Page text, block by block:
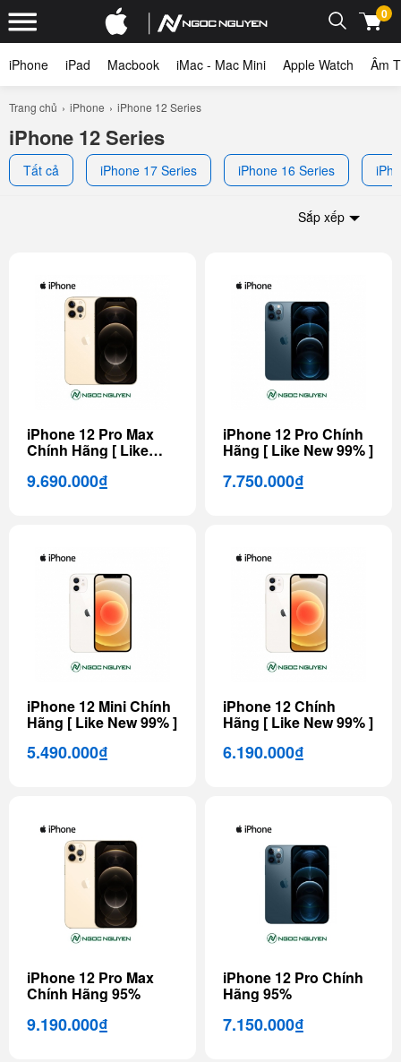
0
iPhone iPad Macbook iMac - Mac Mini Apple Watch Âm
Trang chủ iPhone iPhone 12 Series
iPhone 12 Series
Tất cả iPhone 17 Series iPhone 16 Series
Sắp xếp
iPhone 12 Pro Max
Chính Hãng [ Like
9.690.000₫
iPhone 12 Pro Chính
Hãng [ Like New 99% ]
7.750.000₫
iPhone 12 Mini Chính
Hãng [ Like New 99% ]
5.490.000₫
iPhone 12 Chính
Hãng [ Like New 99% ]
6.190.000₫
iPhone 12 Pro Max
Chính Hãng 95%
9.190.000₫
iPhone 12 Pro Chính
Hãng 95%
7.150.000₫